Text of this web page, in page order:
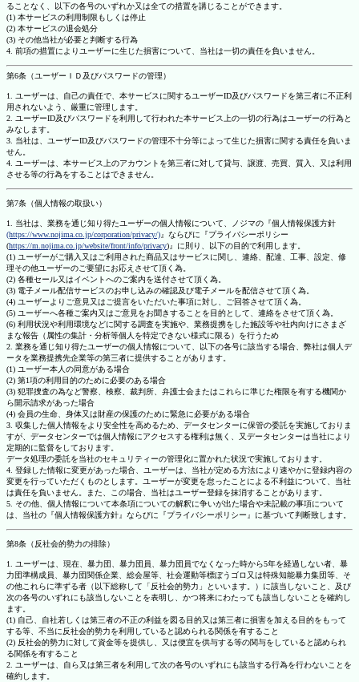
ることなく、以下の各号のいずれか又は全ての措置を講じることができます。
(1) 本サービスの利用制限もしくは停止
(2) 本サービスの退会処分
(3) その他当社が必要と判断する行為
4. 前項の措置によりユーザーに生じた損害について、当社は一切の責任を負いません。
第6条（ユーザーＩＤ及びパスワードの管理）
1. ユーザーは、自己の責任で、本サービスに関するユーザーID及びパスワードを第三者に不正利
用されないよう、厳重に管理します。
2. ユーザーID及びパスワードを利用して行われた本サービス上の一切の行為はユーザーの行為と
みなします。
3. 当社は、ユーザーID及びパスワードの管理不十分等によって生じた損害に関する責任を負いま
せん。
4. ユーザーは、本サービス上のアカウントを第三者に対して貸与、譲渡、売買、質入、又は利用
させる等の行為をすることはできません。
第7条（個人情報の取扱い）
1. 当社は、業務を通じ知り得たユーザーの個人情報について、ノジマの『個人情報保護方針
(https://www.nojima.co.jp/corporation/privacy/)』ならびに『プライバシーポリシー
(https://m.nojima.co.jp/website/front/info/privacy)』に則り、以下の目的で利用します。
(1) ユーザーがご購入又はご利用された商品又はサービスに関し、連絡、配達、工事、設定、修
理その他ユーザーのご要望にお応えさせて頂く為。
(2) 各種セール又はイベントへのご案内を送付させて頂く為。
(3) 電子メール配信サービスのお申し込みの確認及び電子メールを配信させて頂く為。
(4) ユーザーよりご意見又はご提言をいただいた事項に対し、ご回答させて頂く為。
(5) ユーザーへ各種ご案内又はご意見をお聞きすることを目的として、連絡をさせて頂く為。
(6) 利用状況や利用環境などに関する調査を実施や、業務提携をした施設等や社内向けにさまざ
まな報告（属性の集計・分析等個人を特定できない様式に限る）を行うため
2. 業務を通じ知り得たユーザーの個人情報について、以下の各号に該当する場合、弊社は個人デ
ータを業務提携先企業等の第三者に提供することがあります。
(1) ユーザー本人の同意がある場合
(2) 第1項の利用目的のために必要のある場合
(3) 犯罪捜査の為など警察、検察、裁判所、弁護士会またはこれらに準じた権限を有する機関か
ら開示請求があった場合
(4) 会員の生命、身体又は財産の保護のために緊急に必要がある場合
3. 収集した個人情報をより安全性を高めるため、データセンターに保管の委託を実施しておりま
すが、データセンターでは個人情報にアクセスする権利は無く、又データセンターは当社により
定期的に監督をしております。
データ処理の委託を当社のセキュリティーの管理化に置かれた状況で実施しております。
4. 登録した情報に変更があった場合、ユーザーは、当社が定める方法により速やかに登録内容の
変更を行っていただくものとします。ユーザーが変更を怠ったことによる不利益について、当社
は責任を負いません。また、この場合、当社はユーザー登録を抹消することがあります。
5. その他、個人情報について本条項についての解釈に争いが出た場合や未記載の事項について
は、当社の『個人情報保護方針』ならびに『プライバシーポリシー』に基づいて判断致します。
第8条（反社会的勢力の排除）
1. ユーザーは、現在、暴力団、暴力団員、暴力団員でなくなった時から5年を経過しない者、暴
力団準構成員、暴力団関係企業、総会屋等、社会運動等標ぼうゴロ又は特殊知能暴力集団等、そ
の他これらに準ずる者（以下総称して「反社会的勢力」といいます。）に該当しないこと、及び
次の各号のいずれにも該当しないことを表明し、かつ将来にわたっても該当しないことを確約し
ます。
(1) 自己、自社若しくは第三者の不正の利益を図る目的又は第三者に損害を加える目的をもって
する等、不当に反社会的勢力を利用していると認められる関係を有すること
(2) 反社会的勢力に対して資金等を提供し、又は便宜を供与する等の関与をしていると認められ
る関係を有すること
2. ユーザーは、自ら又は第三者を利用して次の各号のいずれにも該当する行為を行わないことを
確約します。